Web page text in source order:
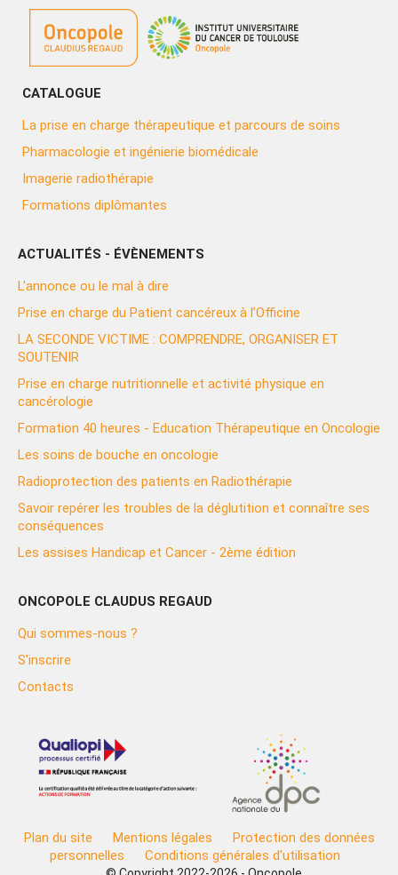
CATALOGUE
La prise en charge thérapeutique et parcours de soins
Pharmacologie et ingénierie biomédicale
Imagerie radiothérapie
Formations diplômantes
ACTUALITÉS - ÉVÈNEMENTS
L'annonce ou le mal à dire
Prise en charge du Patient cancéreux à l’Officine
LA SECONDE VICTIME : COMPRENDRE, ORGANISER ET
SOUTENIR
Prise en charge nutritionnelle et activité physique en
cancérologie
Formation 40 heures - Education Thérapeutique en Oncologie
Les soins de bouche en oncologie
Radioprotection des patients en Radiothérapie
Savoir repérer les troubles de la déglutition et connaître ses
conséquences
Les assises Handicap et Cancer - 2ème édition
ONCOPOLE CLAUDUS REGAUD
Qui sommes-nous ?
S'inscrire
Contacts
Plan du site Mentions légales
Protection des données
personnelles
Conditions générales d'utilisation